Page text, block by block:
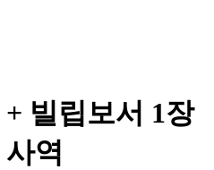
빌립보서 1장
역